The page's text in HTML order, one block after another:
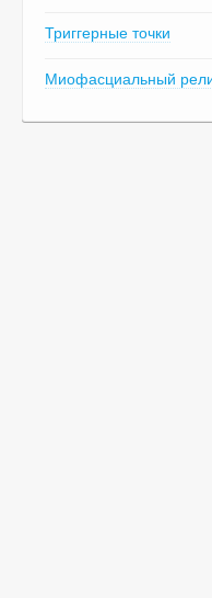
Триггерные точки
Миофасциальный